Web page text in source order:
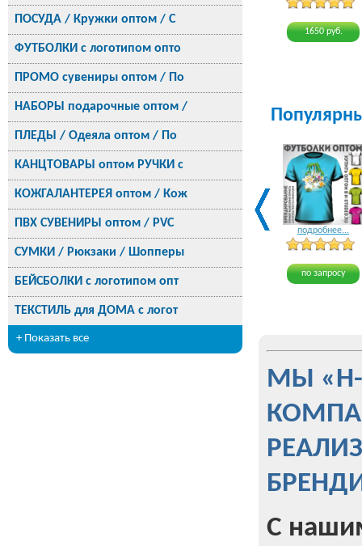
ПОСУДА / Кружки оптом / С
ФУТБОЛКИ с логотипом опто
ПРОМО сувениры оптом / По
НАБОРЫ подарочные оптом /
ПЛЕДЫ / Одеяла оптом / По
КАНЦТОВАРЫ оптом РУЧКИ с
КОЖГАЛАНТЕРЕЯ оптом / Кож
ПВХ СУВЕНИРЫ оптом / PVC
СУМКИ / Рюкзаки / Шопперы
БЕЙСБОЛКИ с логотипом опт
ТЕКСТИЛЬ для ДОМА с логот
+ Показать все
1650 руб.
подробнее...
по запросу
МЫ
С